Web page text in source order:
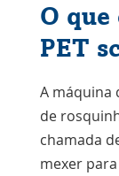
O
PET
A máquina
de
chamada
mexer